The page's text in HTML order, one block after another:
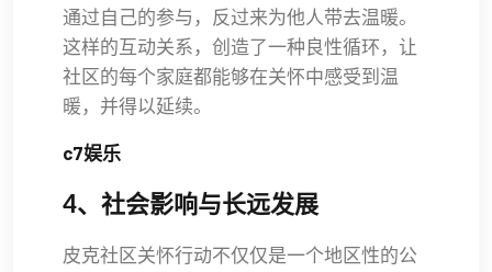
通过自己的参与，反过来为他人带去温暖。
这样的互动关系，创造了一种良性循环，让
社区的每个家庭都能够在关怀中感受到温
暖，并得以延续。
c7娱乐
4、社会影响与长远发展
皮克社区关怀行动不仅仅是一个地区性的公